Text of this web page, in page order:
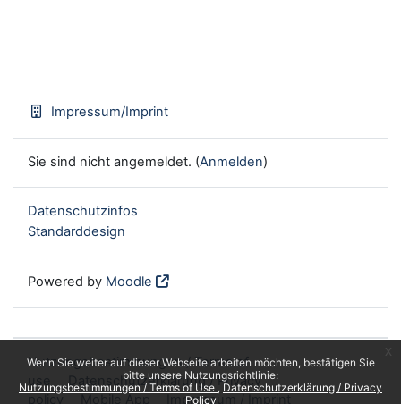
Wenn Sie weiter auf dieser Webseite arbeiten möchten, bestätigen Sie
bitte unsere Nutzungsrichtlinie:
Nutzungsbestimmungen / Terms of Use
Datenschutzerklärung / Privacy
Policy
Impressum/Imprint
Sie sind nicht angemeldet. (Anmelden)
Datenschutzinfos
Standarddesign
Powered by Moodle
Nutzungsbestimmungen / Terms of
use
Datenschutzerklärung / Privacy
policy
Mobile App Impressum / Imprint